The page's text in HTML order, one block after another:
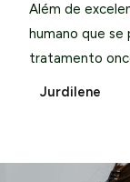
Além de
humano que
tratamento
Jurdilene